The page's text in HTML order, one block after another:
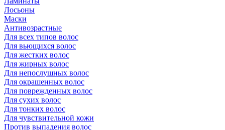
Лосьоны
Маски
Антивозрастные
Для всех типов волос
Для вьющихся волос
Для жестких волос
Для жирных волос
Для непослушных волос
Для окрашенных волос
Для поврежденных волос
Для сухих волос
Для тонких волос
Для чувствительной кожи
Против выпадения волос